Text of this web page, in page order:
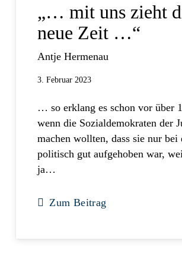
„… mit uns zieht
neue Zeit …“
Antje Hermenau
3. Februar 2023
… so erklang es schon vor über
wenn die Sozialdemokraten der
machen wollten, dass sie nur bei
politisch gut aufgehoben war,
ja…
Zum Beitrag